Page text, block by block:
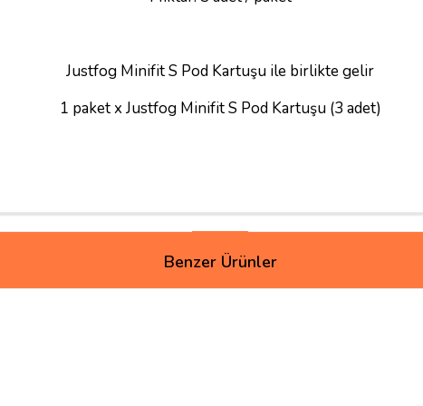
Justfog Minifit S Pod Kartuşu ile birlikte gelir
1 paket x Justfog Minifit S Pod Kartuşu (3 adet)
Benzer Ürünler